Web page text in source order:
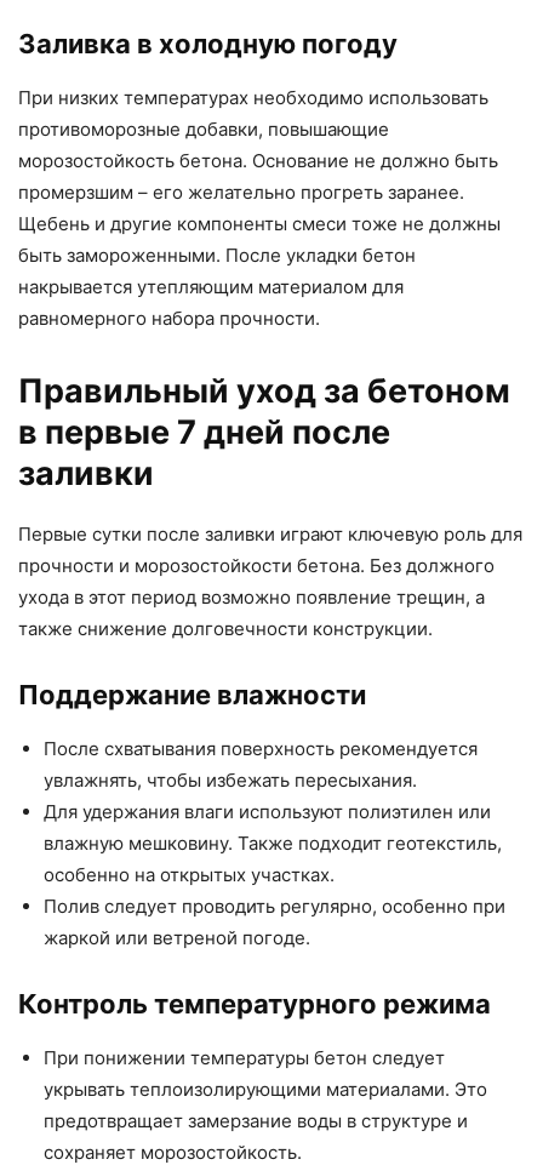
Заливка в холодную погоду
При низких температурах необходимо использовать
противоморозные добавки, повышающие
морозостойкость бетона. Основание не должно быть
промерзшим – его желательно прогреть заранее.
Щебень и другие компоненты смеси тоже не должны
быть замороженными. После укладки бетон
накрывается утепляющим материалом для
равномерного набора прочности.
Правильный уход за бетоном
в первые 7 дней после
заливки
Первые сутки после заливки играют ключевую роль для
прочности и морозостойкости бетона. Без должного
ухода в этот период возможно появление трещин, а
также снижение долговечности конструкции.
Поддержание влажности
После схватывания поверхность рекомендуется
увлажнять, чтобы избежать пересыхания.
Для удержания влаги используют полиэтилен или
влажную мешковину. Также подходит геотекстиль,
особенно на открытых участках.
Полив следует проводить регулярно, особенно при
жаркой или ветреной погоде.
Контроль температурного режима
При понижении температуры бетон следует
укрывать теплоизолирующими материалами. Это
предотвращает замерзание воды в структуре и
сохраняет морозостойкость.